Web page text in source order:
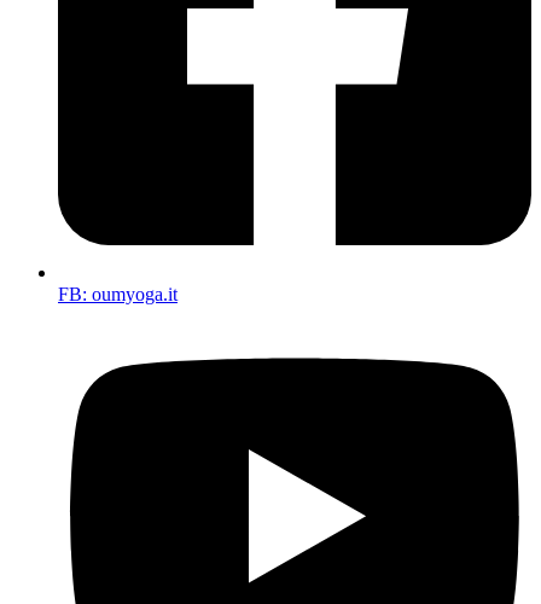
FB: oumyoga.it